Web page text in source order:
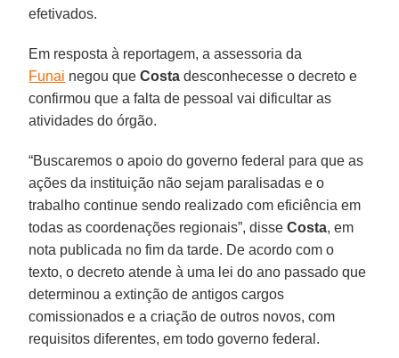
efetivados.
Em resposta à reportagem, a assessoria da
Funai negou queCosta desconhecesse o decreto e
confirmou que a falta de pessoal vai dificultar as
atividades do órgão.
“Buscaremos o apoio do governo federal para que as
ações da instituição não sejam paralisadas e o
trabalho continue sendo realizado com eficiência em
todas as coordenações regionais”, disseCosta, em
nota publicada no fim da tarde. De acordo com o
texto, o decreto atende à uma lei do ano passado que
determinou a extinção de antigos cargos
comissionados e a criação de outros novos, com
requisitos diferentes, em todo governo federal.